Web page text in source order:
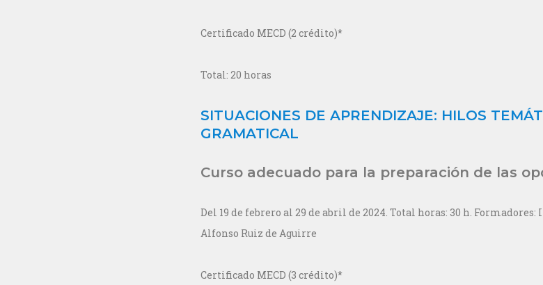
Certificado MECD (2 crédito)*
Total: 20 horas
SITUACIONES DE APRENDIZAJE: HILOS
GRAMATICAL
Curso adecuado para la preparación de las
Del 19 de febrero al 29 de abril de 2024. Total horas: 30 h.
Alfonso Ruiz de Aguirre
Certificado MECD (3 crédito)*